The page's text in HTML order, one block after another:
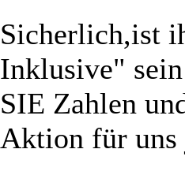
Sicherlich,ist
Inklusive"
SIE Zahlen
Aktion für uns